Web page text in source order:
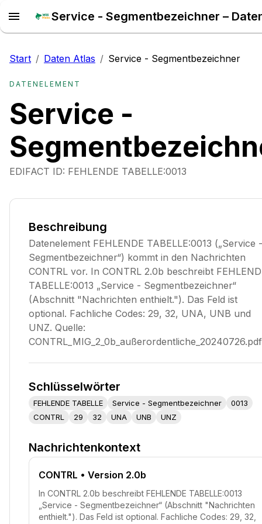
Start / Daten Atlas / Service - Segmentbezeichner
DATENELEMENT
Service -
EDIFACT ID: FEHLENDE TABELLE:0013
Beschreibung
Datenelement FEHLENDE TABELLE:0013 („Service -
Segmentbezeichner“) kommt in den Nachrichten
CONTRL vor. In CONTRL 2.0b beschreibt
TABELLE:0013 „Service - Segmentbezeichner“
(Abschnitt "Nachrichten enthielt."). Das Feld ist
optional. Fachliche Codes: 29, 32, UNA, UNB und
UNZ. Quelle:
Schlüsselwörter
FEHLENDE TABELLE Service - Segmentbezeichner
0013
CONTRL
29 32 UNA UNB UNZ
Nachrichtenkontext
CONTRL • Version 2.0b
In CONTRL 2.0b beschreibt FEHLENDE TABELLE:0013
„Service - Segmentbezeichner“ (Abschnitt "Nachrichten
enthielt."). Das Feld ist optional. Fachliche Codes: 29, 32,